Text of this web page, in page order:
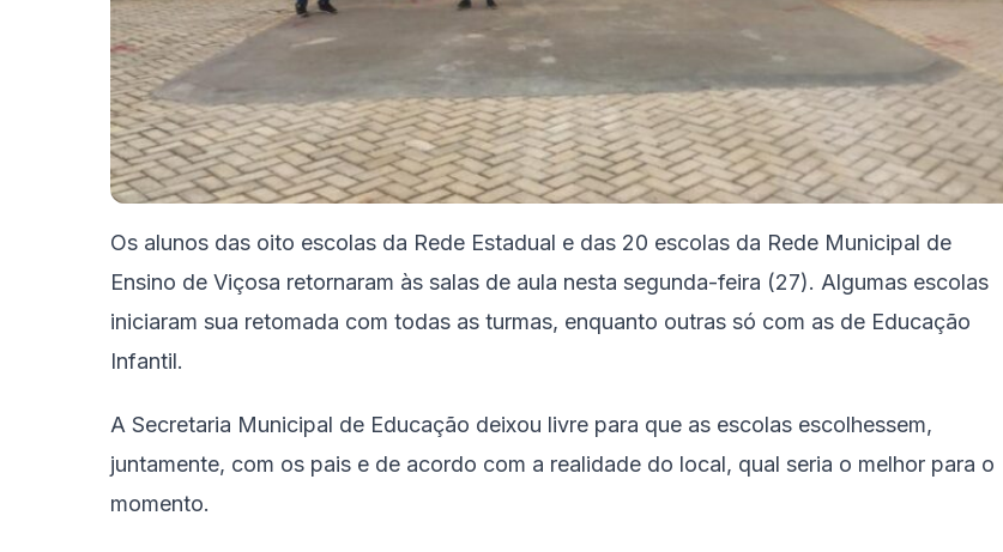
Os alunos das oito escolas da Rede Estadual e das 20 escolas da Rede Municipal de
Ensino de Viçosa retornaram às salas de aula nesta segunda-feira (27). Algumas escolas
iniciaram sua retomada com todas as turmas, enquanto outras só com as de Educação
Infantil.
A Secretaria Municipal de Educação deixou livre para que as escolas escolhessem,
juntamente, com os pais e de acordo com a realidade do local, qual seria o melhor para o
momento.